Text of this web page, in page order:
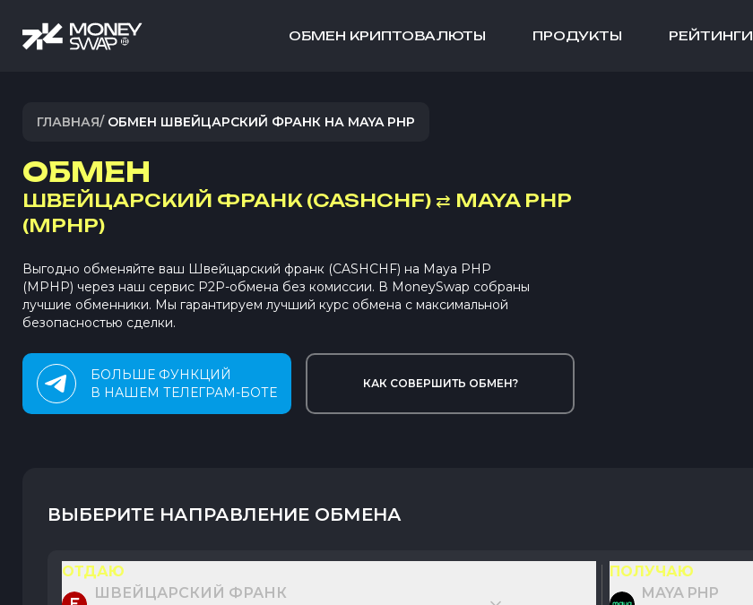
ОБМЕН КРИПТОВАЛЮТЫ ПРОДУКТЫ РЕЙТИНГИ
ГЛАВНАЯ/ ОБМЕН ШВЕЙЦАРСКИЙ ФРАНК НА MAYA PHP
ОБМЕН
ШВЕЙЦАРСКИЙ ФРАНК (CASHCHF) ⇄ MAYA PHP
(MPHP)
Выгодно обменяйте ваш Швейцарский франк (CASHCHF) на Maya PHP
(MPHP) через наш сервис P2P-обмена без комиссии. В MoneySwap собраны
лучшие обменники. Мы гарантируем лучший курс обмена с максимальной
безопасностью сделки.
БОЛЬШЕ ФУНКЦИЙ
В НАШЕМ ТЕЛЕГРАМ-БОТЕ
КАК СОВЕРШИТЬ ОБМЕН?
ВЫБЕРИТЕ НАПРАВЛЕНИЕ ОБМЕНА
ОТДАЮ
ШВЕЙЦАРСКИЙ ФРАНК
ПОЛУЧАЮ
MAYA PHP